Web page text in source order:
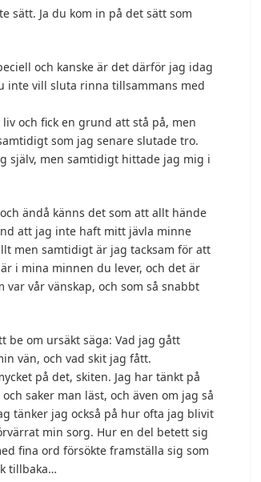
sätt. Ja du kom in på det sätt som
och kanske är det därför jag idag
inte vill sluta rinna tillsammans med
och fick en grund att stå på, men
som jag senare slutade tro.
själv, men samtidigt hittade jag mig i
ändå känns det som att allt hände
att jag inte haft mitt jävla minne
men samtidigt är jag tacksam för att
i mina minnen du lever, och det är
var vår vänskap, och som så snabbt
be om ursäkt säga: Vad jag gått
vän, och vad skit jag fått.
på det, skiten. Jag har tänkt på
saker man läst, och även om jag så
tänker jag också på hur ofta jag blivit
min sorg. Hur en del betett sig
fina ord försökte framställa sig som
tillbaka…